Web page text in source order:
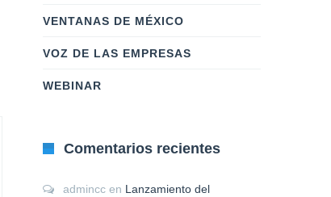
VENTANAS DE MÉXICO
VOZ DE LAS EMPRESAS
WEBINAR
Comentarios recientes
admincc en Lanzamiento del